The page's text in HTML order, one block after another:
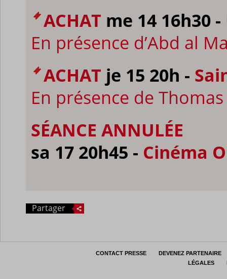
ACHAT me 14 16h30 -
En présence d’Abd al
ACHAT je 15 20h -
En présence de
SÉANCE ANNULÉE
sa 17 20h45 - Cinéma
Partager
CONTACT PRESSE
DEVENEZ PARTENAIRE
LÉGALES